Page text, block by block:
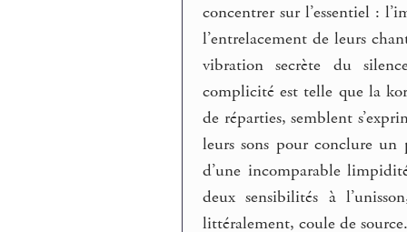
concentrer sur l’essentiel :
l’entrelacement de leurs
vibration secrète du
complicité est telle que la
de réparties, semblent
leurs sons pour conclure un
d’une incomparable
deux sensibilités à
littéralement, coule de